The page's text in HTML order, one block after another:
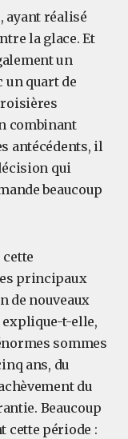
ayant réalisé
la glace. Et
un
un quart de
combinant
antécédents, il
qui
beaucoup
principaux
de nouveaux
explique-t-elle,
sommes
ans, du
du
Beaucoup
cette période :